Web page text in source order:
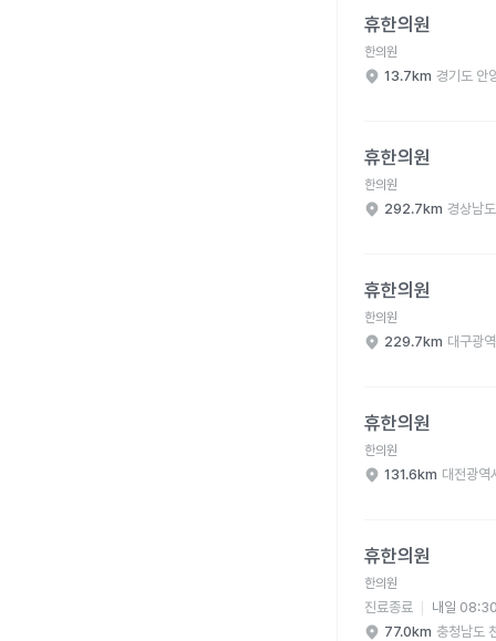
휴한의원
한의원
13.7km 경기도 안
휴한의원
한의원
292.7km 경상남
휴한의원
한의원
229.7km 대구광
휴한의원
한의원
131.6km 대전광역
휴한의원
한의원
진료종료
내일
77.0km 충청남도